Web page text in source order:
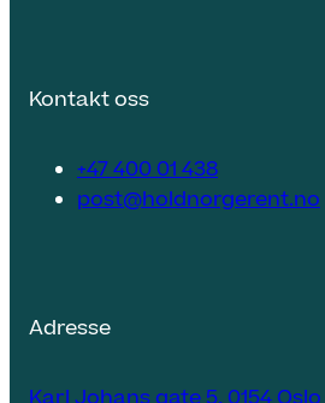
Kontakt oss
+47 400 01 438
post@holdnorgerent.no
Adresse